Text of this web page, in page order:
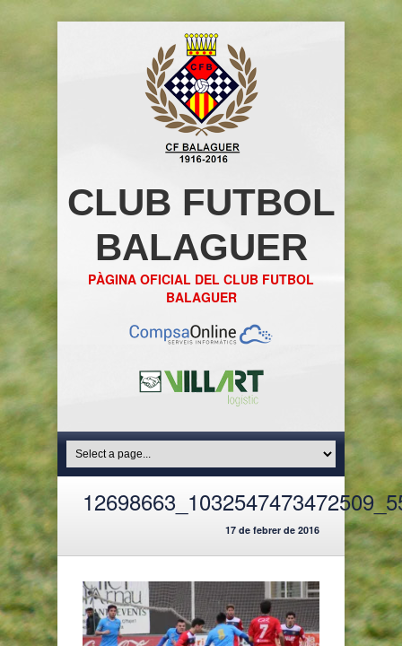
CLUB FUTBOL
BALAGUER
PÀGINA OFICIAL DEL CLUB FUTBOL
BALAGUER
17 de febrer de 2016